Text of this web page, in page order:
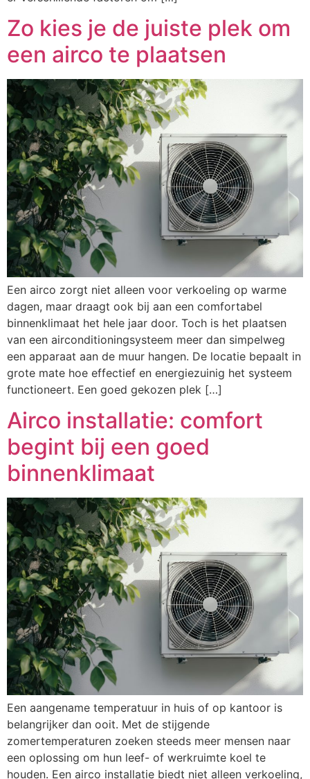
Zo kies je de juiste plek om
een airco te plaatsen
Een airco zorgt niet alleen voor verkoeling op warme
dagen, maar draagt ook bij aan een comfortabel
binnenklimaat het hele jaar door. Toch is het plaatsen
van een airconditioningsysteem meer dan simpelweg
een apparaat aan de muur hangen. De locatie bepaalt in
grote mate hoe effectief en energiezuinig het systeem
functioneert. Een goed gekozen plek […]
Airco installatie: comfort
begint bij een goed
binnenklimaat
Een aangename temperatuur in huis of op kantoor is
belangrijker dan ooit. Met de stijgende
zomertemperaturen zoeken steeds meer mensen naar
een oplossing om hun leef- of werkruimte koel te
houden. Een airco installatie biedt niet alleen verkoeling,